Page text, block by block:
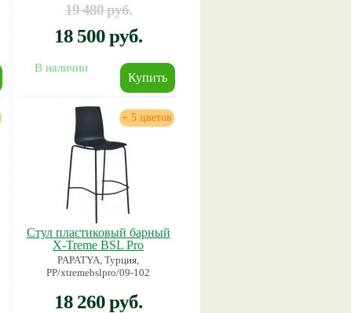
19 480 руб.
18 500 руб.
В наличии
+ 5 цветов
Стул пластиковый барный
X-Treme BSL Pro
PAPATYA, Турция,
PP/xtremebslpro/09-102
18 260 руб.